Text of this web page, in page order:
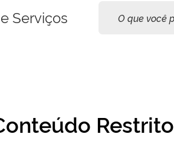
Serviços
Restrito